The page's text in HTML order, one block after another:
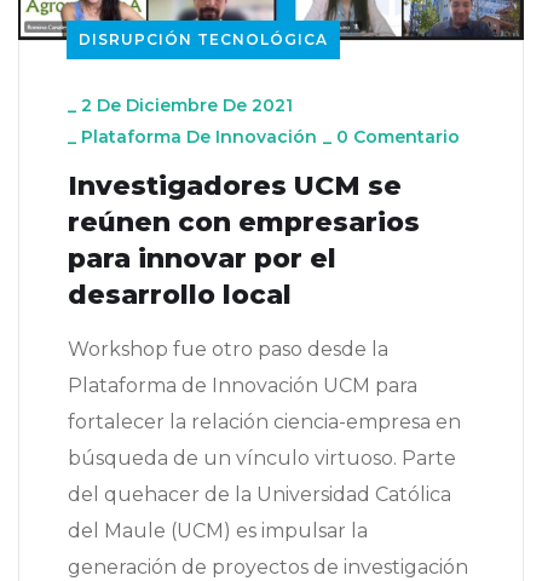
DISRUPCIÓN TECNOLÓGICA
_ 2 De Diciembre De 2021
_ Plataforma De Innovación _ 0 Comentario
Investigadores UCM se
reúnen con empresarios
para innovar por el
desarrollo local
Workshop fue otro paso desde la
Plataforma de Innovación UCM para
fortalecer la relación ciencia-empresa en
búsqueda de un vínculo virtuoso. Parte
del quehacer de la Universidad Católica
del Maule (UCM) es impulsar la
generación de proyectos de investigación